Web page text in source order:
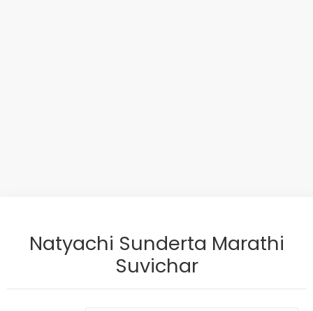
Natyachi Sunderta Marathi
Suvichar